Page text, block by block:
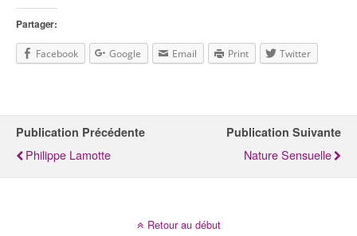
Partager:
Facebook Google Email Print Twitter
Publication Précédente
Philippe Lamotte
Publication Suivante
Nature Sensuelle
Retour au début